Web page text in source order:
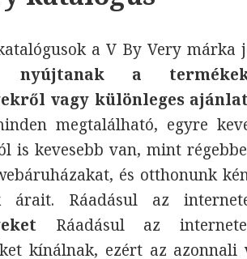
a V By Very márka
nyújtanak a
vagy különleges
megtalálható, egyre
is kevesebb van, mint
és otthonunk
árait. Ráadásul az
Ráadásul az
kínálnak, ezért az